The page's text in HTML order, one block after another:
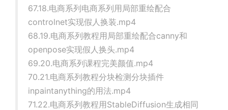
67.18.电商系列电商系列用局部重绘配合
controlnet实现假人换装.mp4
68.19.电商系列教程用局部重绘配合canny和
openpose实现假人换头.mp4
69.20.电商系列课程完美颜值.mp4
70.21.电商系列教程分块检测分块插件
inpaintanything的用法.mp4
71.22.电商系列教程用StableDiffusion生成相同